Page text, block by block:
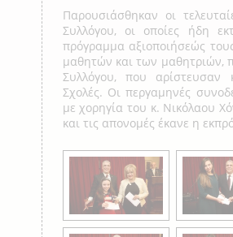
Παρουσιάσθηκαν οι
Συλλόγου, οι οποίες ήδη
πρόγραμμα αξιοποιήσεώς
μαθητών και των μαθητριών,
Συλλόγου, που αρίστευσαν
Σχολές. Οι περγαμηνές
με χορηγία του κ. Νικόλαου
και τις απονομές έκανε η